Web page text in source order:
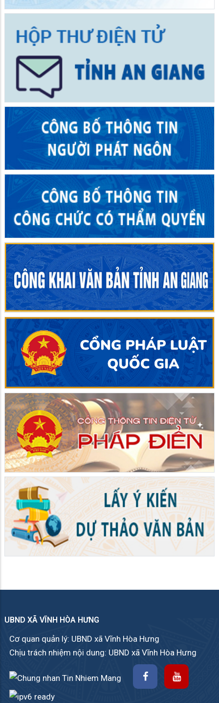
UBND XÃ VĨNH HÒA HƯNG
Cơ quan quản lý: UBND xã Vĩnh Hòa Hưng
Chịu trách nhiệm nội dung: UBND xã Vĩnh Hòa Hưng